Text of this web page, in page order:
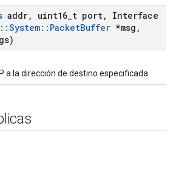
addr, uint16 t port,
Interface
::System:: PacketBuffer *msg ,
a la dirección de destino especificada.